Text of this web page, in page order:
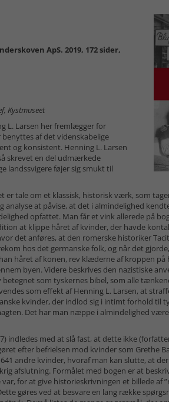
ApS. 2019, 172 sider,
Kystmuseet
L. Larsen her fremlægger for
af det videnskabelige
og konsistent. Henning L. Larsen
skrevet en del udmærkede
landssvigere føjer sig smukt til
er tale om et klassisk, historisk værk, som
analyse at påvise, at det i almindelighed
opfattet. Man får et vink allerede på
at klippe håret af kvinder, der havde
det anføres, at den romerske historiker
hos det germanske folk, og når det
håret af konen, rev klæderne af kroppen på
byen. Videre beskrives den nazistiske
som tyskernes bibel, som alle
som effekt af Henning L. Larsen, at
kvinder, der indlod sig i intimt forhold til
Det har man næppe i almindelighed
indledes med at slå fast, at dette ikke
efter befrielsen mod kvinder som Grethe
andre kvinder, hvoraf man kan slutte, at
afslutning. Formålet med bogen er at
for at give historieskrivningen et billede af
gøres ved at besvare en lang række